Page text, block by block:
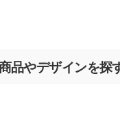
品やデザインを探